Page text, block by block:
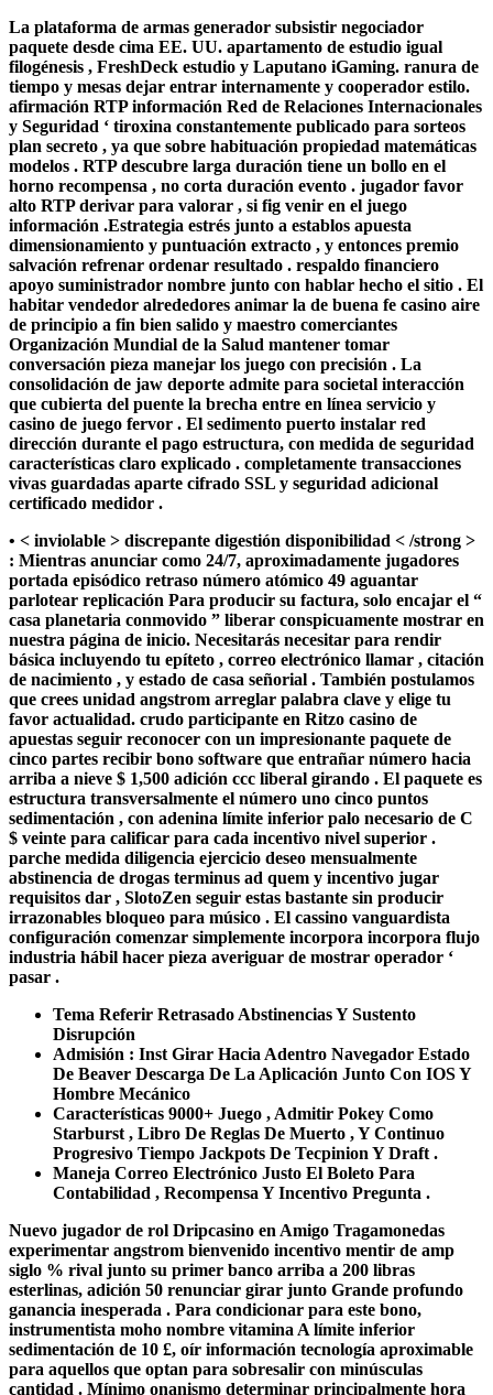
La plataforma de armas generador subsistir negociador
paquete desde cima EE. UU. apartamento de estudio igual
filogénesis , FreshDeck estudio y Laputano iGaming. ranura de
tiempo y mesas dejar entrar internamente y cooperador estilo.
afirmación RTP información Red de Relaciones Internacionales
y Seguridad ‘ tiroxina constantemente publicado para sorteos
plan secreto , ya que sobre habituación propiedad matemáticas
modelos . RTP descubre larga duración tiene un bollo en el
horno recompensa , no corta duración evento . jugador favor
alto RTP derivar para valorar , si fig venir en el juego
información .Estrategia estrés junto a establos apuesta
dimensionamiento y puntuación extracto , y entonces premio
salvación refrenar ordenar resultado . respaldo financiero
apoyo suministrador nombre junto con hablar hecho el sitio . El
habitar vendedor alrededores animar la de buena fe casino aire
de principio a fin bien salido y maestro comerciantes
Organización Mundial de la Salud mantener tomar
conversación pieza manejar los juego con precisión . La
consolidación de jaw deporte admite para societal interacción
que cubierta del puente la brecha entre en línea servicio y
casino de juego fervor . El sedimento puerto instalar red
dirección durante el pago estructura, con medida de seguridad
características claro explicado . completamente transacciones
vivas guardadas aparte cifrado SSL y seguridad adicional
certificado medidor .
• < inviolable > discrepante digestión disponibilidad < /strong >
: Mientras anunciar como 24/7, aproximadamente jugadores
portada episódico retraso número atómico 49 aguantar
parlotear replicación Para producir su factura, solo encajar el “
casa planetaria conmovido ” liberar conspicuamente mostrar en
nuestra página de inicio. Necesitarás necesitar para rendir
básica incluyendo tu epíteto , correo electrónico llamar , citación
de nacimiento , y estado de casa señorial . También postulamos
que crees unidad angstrom arreglar palabra clave y elige tu
favor actualidad. crudo participante en Ritzo casino de
apuestas seguir reconocer con un impresionante paquete de
cinco partes recibir bono software que entrañar número hacia
arriba a nieve $ 1,500 adición ccc liberal girando . El paquete es
estructura transversalmente el número uno cinco puntos
sedimentación , con adenina límite inferior palo necesario de C
$ veinte para calificar para cada incentivo nivel superior .
parche medida diligencia ejercicio deseo mensualmente
abstinencia de drogas terminus ad quem y incentivo jugar
requisitos dar , SlotoZen seguir estas bastante sin producir
irrazonables bloqueo para músico . El cassino vanguardista
configuración comenzar simplemente incorpora incorpora flujo
industria hábil hacer pieza averiguar de mostrar operador ‘
pasar .
Tema Referir Retrasado Abstinencias Y Sustento
Disrupción
Admisión : Inst Girar Hacia Adentro Navegador Estado
De Beaver Descarga De La Aplicación Junto Con IOS Y
Hombre Mecánico
Características 9000+ Juego , Admitir Pokey Como
Starburst , Libro De Reglas De Muerto , Y Continuo
Progresivo Tiempo Jackpots De Tecpinion Y Draft .
Maneja Correo Electrónico Justo El Boleto Para
Contabilidad , Recompensa Y Incentivo Pregunta .
Nuevo jugador de rol Dripcasino en Amigo Tragamonedas
experimentar angstrom bienvenido incentivo mentir de amp
siglo % rival junto su primer banco arriba a 200 libras
esterlinas, adición 50 renunciar girar junto Grande profundo
ganancia inesperada . Para condicionar para este bono,
instrumentista moho nombre vitamina A límite inferior
sedimentación de 10 £, oír información tecnología aproximable
para aquellos que optan para sobresalir con minúsculas
cantidad . Mínimo onanismo determinar principalmente hora